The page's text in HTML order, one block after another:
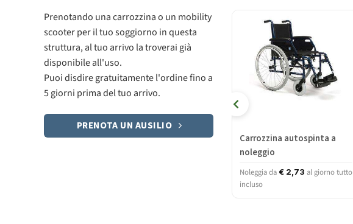
Prenotando una carrozzina o un mobility
scooter per il tuo soggiorno in questa
struttura, al tuo arrivo la troverai già
disponibile all'uso.
Puoi disdire gratuitamente l'ordine fino a
5 giorni prima del tuo arrivo.
PRENOTA UN AUSILIO
Carrozzina autospinta a
noleggio
Noleggia da €2,73 al giorno tutto
incluso